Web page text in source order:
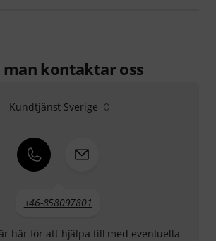
man kontaktar oss
Kundtjänst Sverige
+46-858097801
här för att hjälpa till med eventuella